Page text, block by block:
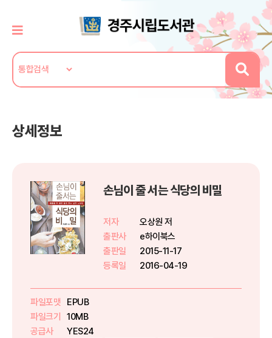
상세정보
손님이 줄 서는 식당의 비밀
저자
오상원 저
출판사
e하이북스
출판일
2015-11-17
등록일
2016-04-19
파일포맷
EPUB
파일크기
10MB
공급사
YES24